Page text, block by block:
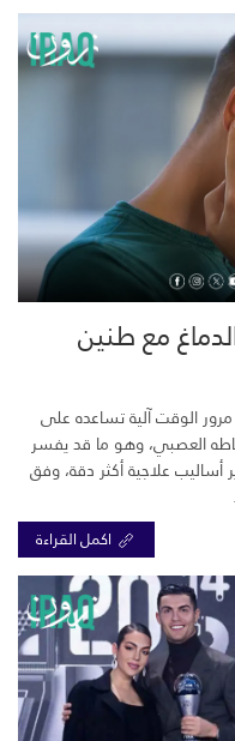
مع طنين
الوقت آلية تساعده على
العصبي، وهو ما قد يفسر
أساليب علاجية أكثر دقة، وفق
اكمل القراءة